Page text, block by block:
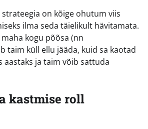
strateegia on kõige ohutum viis
ilma seda täielikult hävitamata.
kogu põõsa (nn
taim küll ellu jääda, kuid sa kaotad
aastaks ja taim võib sattuda
kastmise roll